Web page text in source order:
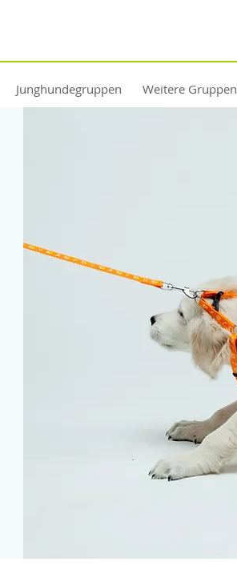
Junghundegruppen Weitere Gruppen